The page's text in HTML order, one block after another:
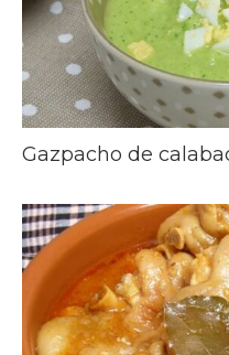
Gazpacho de